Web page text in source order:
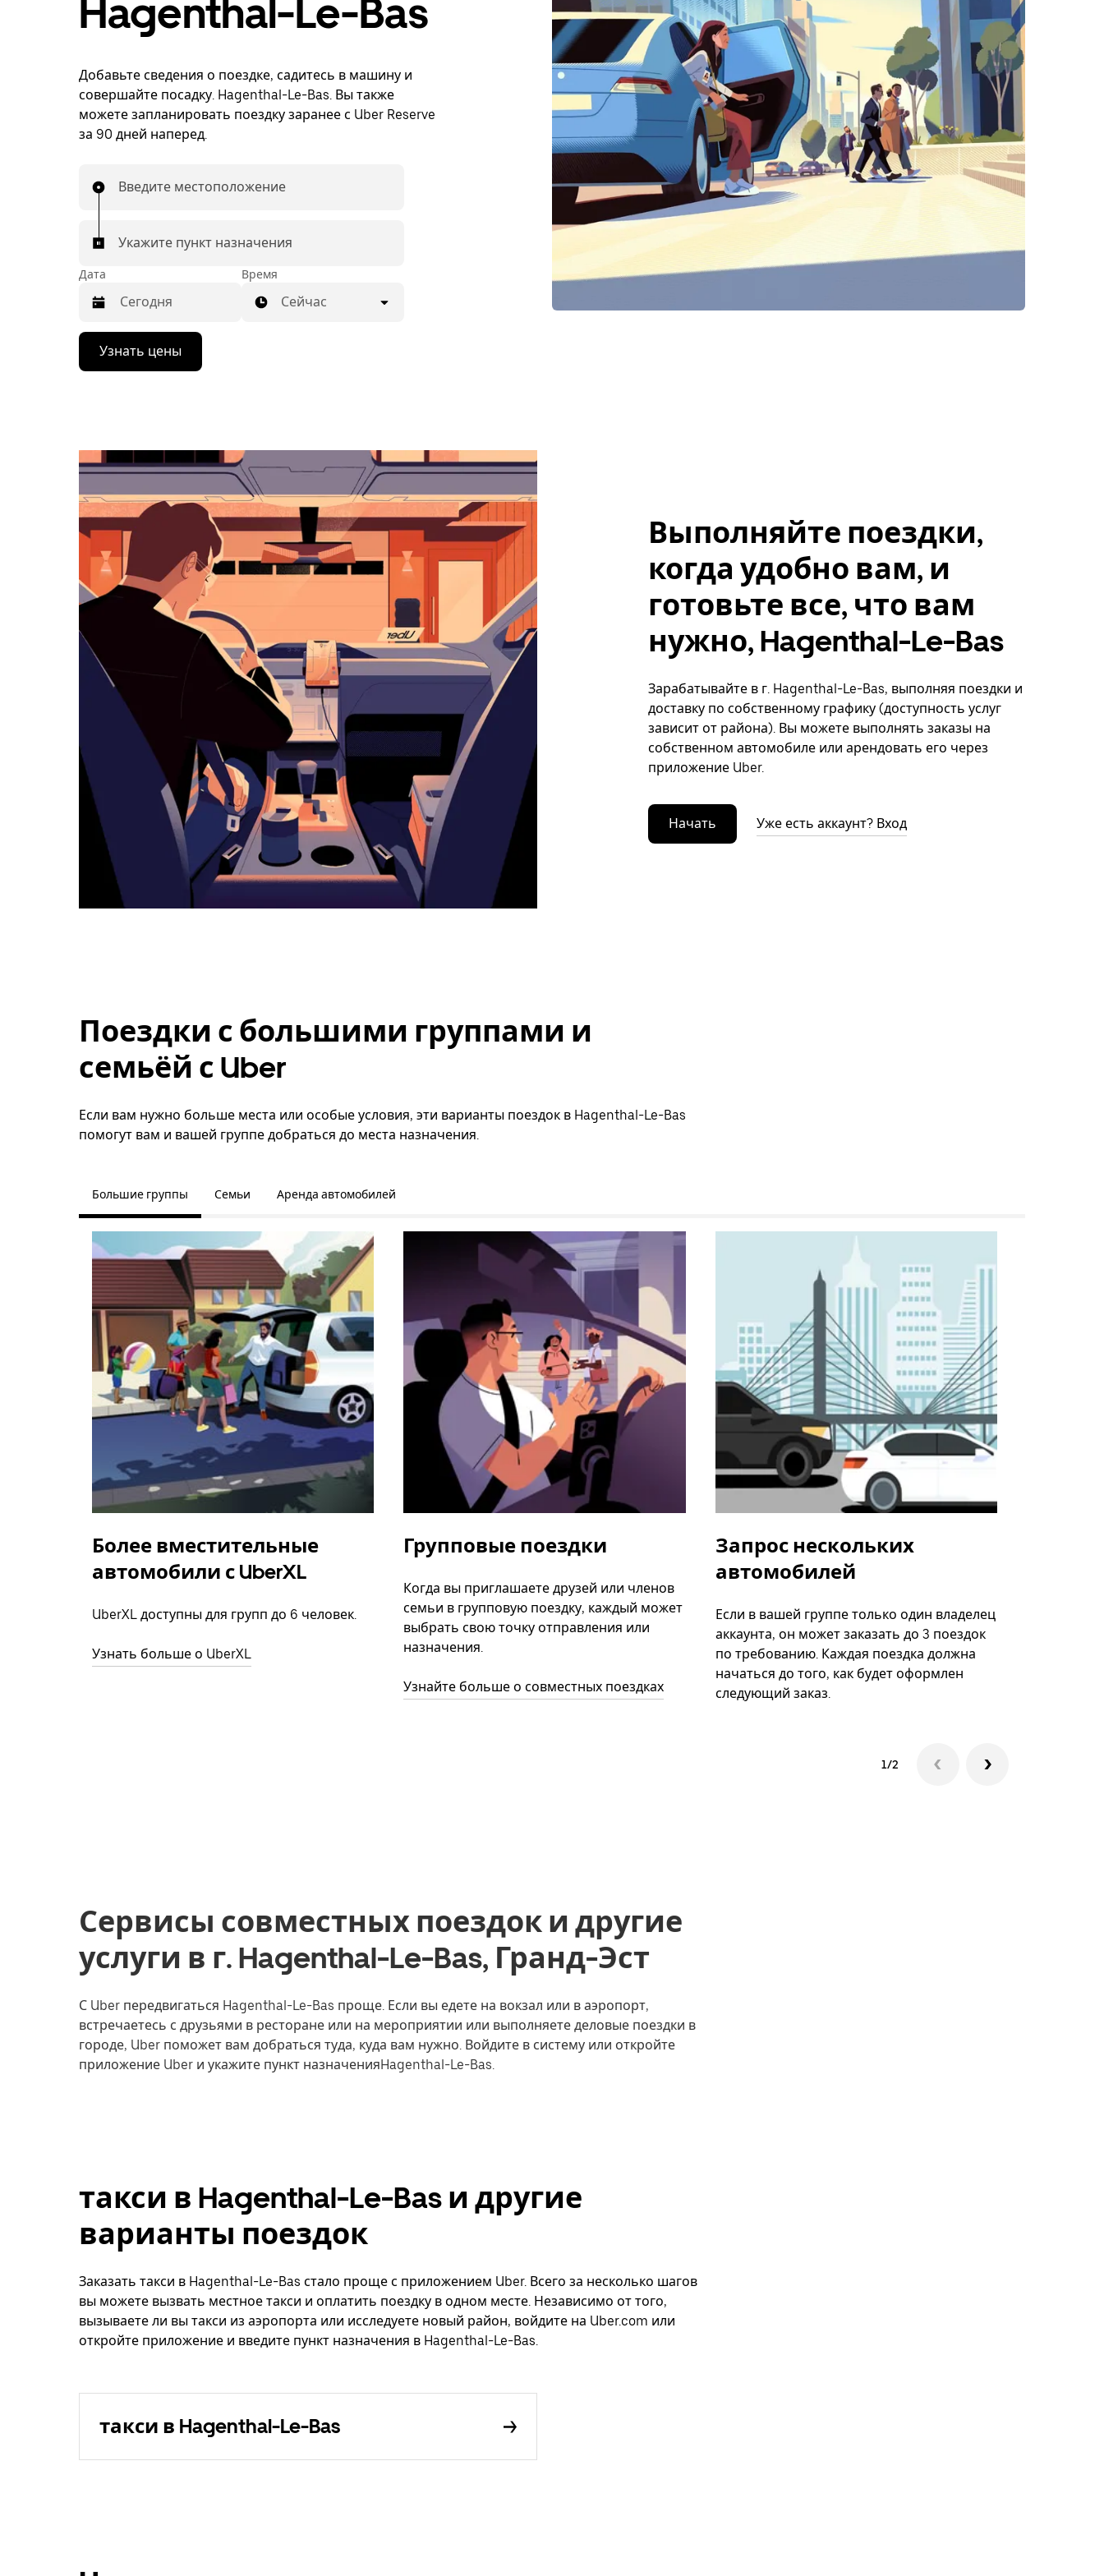
Hagenthal-Le-Bas
Добавьте сведения о поездке, садитесь в машину и
совершайте посадку. Hagenthal-Le-Bas. Вы также
можете запланировать поездку заранее с Uber Reserve
за 90 дней наперед.
Введите местоположение
Укажите пункт назначения
Дата
Нажмите
стрелку
вниз,
выбрать
дату.
закрыть
календарь,
нажмите
Esc.
Время
Сейчас
Узнать цены
Выполняйте поездки,
когда удобно вам, и
готовьте все, что вам
нужно, Hagenthal-Le-Bas
Зарабатывайте в г. Hagenthal-Le-Bas, выполняя поездки и
доставку по собственному графику (доступность услуг
зависит от района). Вы можете выполнять заказы на
собственном автомобиле или арендовать его через
приложение Uber.
Начать Уже есть аккаунт? Вход
Поездки с большими группами и
семьёй с Uber
Если вам нужно больше места или особые условия, эти варианты поездок в Hagenthal-Le-Bas
помогут вам и вашей группе добраться до места назначения.
Большие группы Семьи Аренда автомобилей
Более вместительные
автомобили с UberXL
UberXL доступны для групп до 6 человек.
Узнать больше о UberXL
Групповые поездки
Когда вы приглашаете друзей или членов
семьи в групповую поездку, каждый может
выбрать свою точку отправления или
назначения.
Узнайте больше о совместных поездках
Запрос нескольких
автомобилей
Если в вашей группе только один владелец
аккаунта, он может заказать до 3 поездок
по требованию. Каждая поездка должна
начаться до того, как будет оформлен
следующий заказ.
1/2
Сервисы совместных поездок и другие
услуги в г. Hagenthal-Le-Bas, Гранд-Эст
С Uber передвигаться Hagenthal-Le-Bas проще. Если вы едете на вокзал или в аэропорт,
встречаетесь с друзьями в ресторане или на мероприятии или выполняете деловые поездки в
городе, Uber поможет вам добраться туда, куда вам нужно. Войдите в систему или откройте
приложение Uber и укажите пункт назначенияHagenthal-Le-Bas.
такси в Hagenthal-Le-Bas и другие
варианты поездок
Заказать такси в Hagenthal-Le-Bas стало проще с приложением Uber. Всего за несколько шагов
вы можете вызвать местное такси и оплатить поездку в одном месте. Независимо от того,
вызываете ли вы такси из аэропорта или исследуете новый район, войдите на Uber.com или
откройте приложение и введите пункт назначения в Hagenthal-Le-Bas.
такси в Hagenthal-Le-Bas